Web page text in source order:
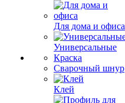
Для дома и офиса
Универсальные
Краска
Сварочный шнур
Клей